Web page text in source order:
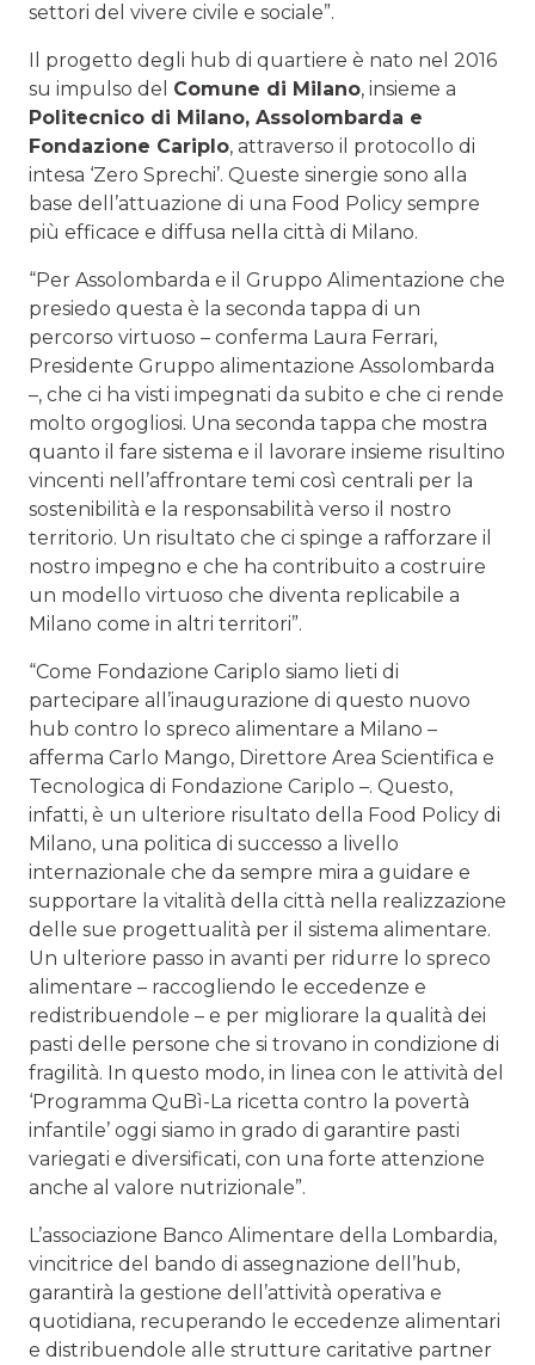
settori del vivere civile e sociale”.
Il progetto degli hub di quartiere è nato nel 2016
su impulso del Comune di Milano, insieme a
Politecnico di Milano, Assolombarda e
Fondazione Cariplo, attraverso il protocollo di
intesa ‘Zero Sprechi’. Queste sinergie sono alla
base dell’attuazione di una Food Policy sempre
più efficace e diffusa nella città di Milano.
“Per Assolombarda e il Gruppo Alimentazione che
presiedo questa è la seconda tappa di un
percorso virtuoso – conferma Laura Ferrari,
Presidente Gruppo alimentazione Assolombarda
–, che ci ha visti impegnati da subito e che ci rende
molto orgogliosi. Una seconda tappa che mostra
quanto il fare sistema e il lavorare insieme risultino
vincenti nell’affrontare temi così centrali per la
sostenibilità e la responsabilità verso il nostro
territorio. Un risultato che ci spinge a rafforzare il
nostro impegno e che ha contribuito a costruire
un modello virtuoso che diventa replicabile a
Milano come in altri territori”.
“Come Fondazione Cariplo siamo lieti di
partecipare all’inaugurazione di questo nuovo
hub contro lo spreco alimentare a Milano –
afferma Carlo Mango, Direttore Area Scientifica e
Tecnologica di Fondazione Cariplo –. Questo,
infatti, è un ulteriore risultato della Food Policy di
Milano, una politica di successo a livello
internazionale che da sempre mira a guidare e
supportare la vitalità della città nella realizzazione
delle sue progettualità per il sistema alimentare.
Un ulteriore passo in avanti per ridurre lo spreco
alimentare – raccogliendo le eccedenze e
redistribuendole – e per migliorare la qualità dei
pasti delle persone che si trovano in condizione di
fragilità. In questo modo, in linea con le attività del
‘Programma QuBì-La ricetta contro la povertà
infantile’ oggi siamo in grado di garantire pasti
variegati e diversificati, con una forte attenzione
anche al valore nutrizionale”.
L’associazione Banco Alimentare della Lombardia,
vincitrice del bando di assegnazione dell’hub,
garantirà la gestione dell’attività operativa e
quotidiana, recuperando le eccedenze alimentari
e distribuendole alle strutture caritative partner